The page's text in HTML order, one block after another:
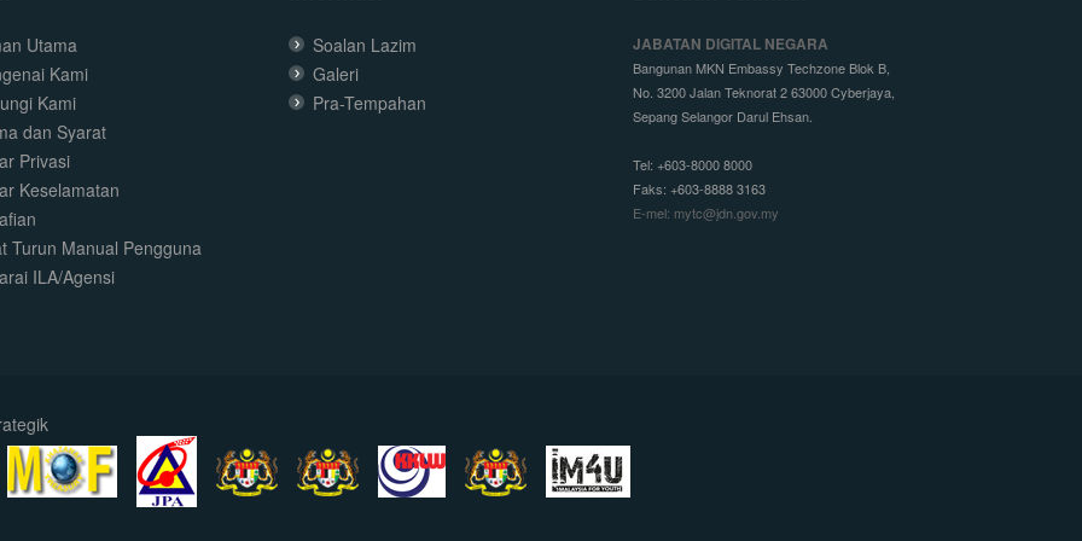
Utama
Kami
Kami
dan Syarat
Privasi
Keselamatan
Turun Manual Pengguna
ILA/Agensi
Soalan Lazim
Galeri
Pra-Tempahan
JABATAN DIGITAL NEGARA
Bangunan MKN Embassy Techzone Blok B,
No. 3200 Jalan Teknorat 2 63000 Cyberjaya,
Sepang Selangor Darul Ehsan.
Tel: +603-8000 8000
Faks: +603-8888 3163
E-mel: mytc@jdn.gov.my